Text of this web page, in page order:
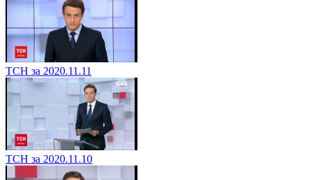
ТСН за 2020.11.11
ТСН за 2020.11.10